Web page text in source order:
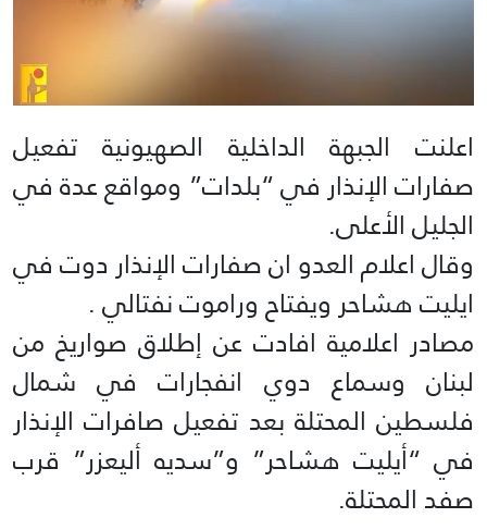
اعلنت الجبهة الداخلية الصهيونية تفعيل
صفارات الإنذار في “بلدات” ومواقع عدة في
الجليل الأعلى.
وقال اعلام العدو ان صفارات الإنذار دوت في
ايليت هشاحر ويفتاح وراموت نفتالي .
مصادر اعلامية افادت عن إطلاق صواريخ من
لبنان وسماع دوي انفجارات في شمال
فلسطين المحتلة بعد تفعيل صافرات الإنذار
في “أيليت هشاحر” و”سديه أليعزر” قرب
صفد المحتلة.